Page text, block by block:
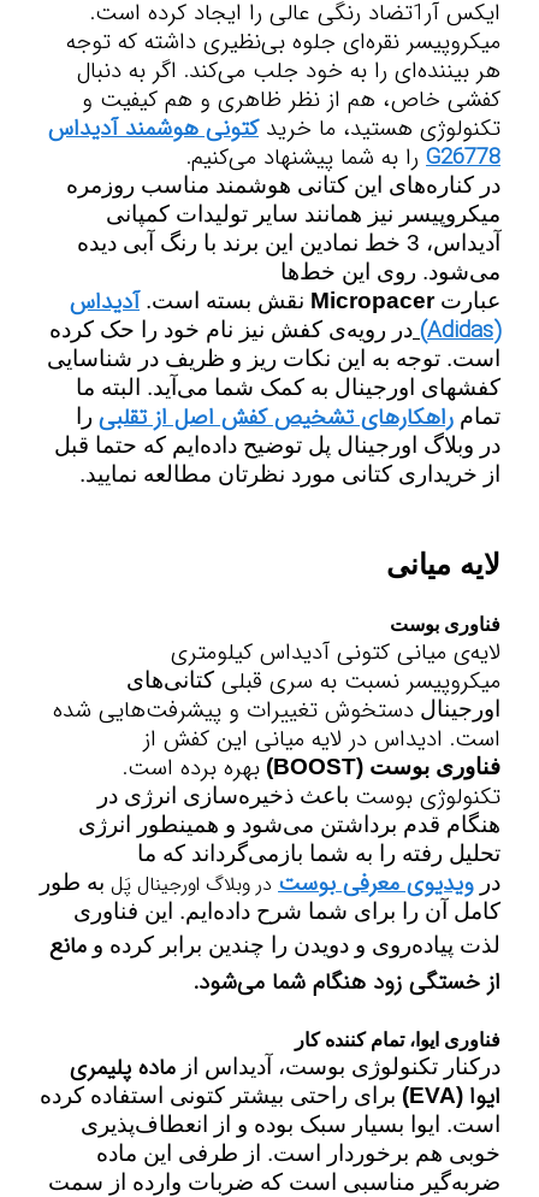
ایکس آر1 تضاد رنگی عالی را ایجاد کرده است.
میکروپیسر نقره‌ای جلوه بی‌نظیری داشته که توجه
هر بیننده‌ای را به خود جلب می‌کند. اگر به دنبال
کفشی خاص، هم از نظر ظاهری و هم کیفیت و
تکنولوژی هستید، ما خریدکتونی هوشمند آدیداس
G26778 را به شما پیشنهاد می‌کنیم.
در کناره‌های این کتانی هوشمند مناسب روزمره
میکروپیسر نیز همانند سایر تولیدات کمپانی
آدیداس، 3 خط نمادین این برند با رنگ آبی دیده
می‌شود. روی این خطها
عبارت Micropacer نقش بسته است.آدیداس
(Adidas)
در رویه‌ی کفش نیز نام خود را حک کرده
است. توجه به این نکات ریز و ظریف در شناسایی
کفشهای اورجینال به کمک شما می‌آید. البته ما
تمام راهکارهای تشخیص کفش اصل از تقلبی را
در وبلاگ اورجینال پل توضیح داده‌ایم که حتما قبل
از خریداری کتانی مورد نظرتان مطالعه نمایید.
لایه میانی
فناوری بوست
لایه‌ی میانی کتونی آدیداس کیلومتری
میکروپیسر نسبت به سری قبلی کتانی‌های
اورجینال دستخوش تغییرات و پیشرفت‌هایی شده
است. ادیداس در لایه میانی این کفش از
فناوری بوست (BOOST) بهره برده است.
تکنولوژی بوست باعث ذخیره‌سازی انرژی در
هنگام قدم برداشتن می‌شود و همینطور انرژی
تحلیل رفته را به شما بازمی‌گرداند که ما
در ویدیوی معرفی بوست در وبلاگ اورجینال پَل به طور
کامل آن را برای شما شرح داده‌ایم. این فناوری
لذت پیاده‌روی و دویدن را چندین برابر کرده و مانع
از خستگی زود هنگام شما می‌شود.
فناوری ایوا، تمام کننده کار
درکنار تکنولوژی بوست، آدیداس از ماده پلیمری
ایوا (EVA) برای راحتی بیشتر کتونی استفاده کرده
است. ایوا بسیار سبک بوده و از انعطاف‌پذیری
خوبی هم برخوردار است. از طرفی این ماده
ضربه‌گیر مناسبی است که ضربات وارده از سمت